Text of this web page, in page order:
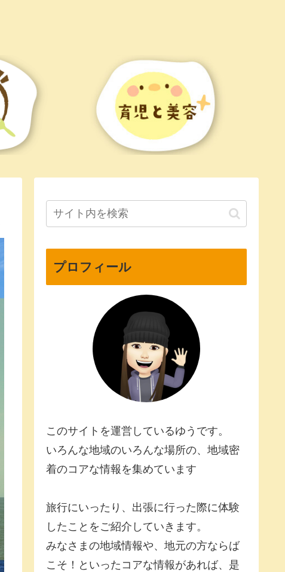
プロフィール
このサイトを運営しているゆうです。
いろんな地域のいろんな場所の、地域密
着のコアな情報を集めています
旅行にいったり、出張に行った際に体験
したことをご紹介していきます。
みなさまの地域情報や、地元の方ならば
こそ！といったコアな情報があれば、是